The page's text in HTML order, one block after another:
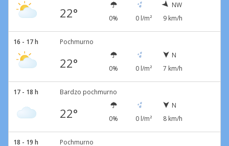
22° 0% 0 l/m²
NW
9 km/h
16 - 17 h Pochmurno
22° 0% 0 l/m²
N
7 km/h
17 - 18 h Bardzo pochmurno
22° 0% 0 l/m²
N
8 km/h
18 - 19 h Pochmurno